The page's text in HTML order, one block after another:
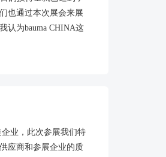
也通过本次展会来展
认为bauma CHINA这
业，此次参展我们特
应商和参展企业的质